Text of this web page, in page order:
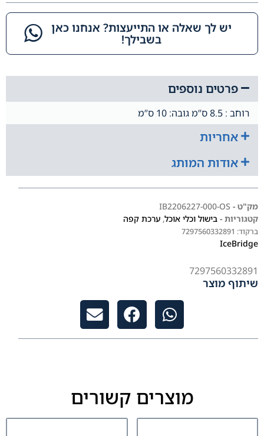
פרטים נוספים
רוחב : 8.5 ס”מ גובה: 10 ס”מ
אחריות
אודות המותג
מק"ט - IB2206227-000-OS
קטגוריות - בישול וכלי אוכל, ערכת קפה
ברקוד: 7297560332891
IceBridge
7297560332891
שיתוף מוצר
יש לך שאלה או התייעצות? אנחנו כאן
בשבילך!​
מוצרים קשורים